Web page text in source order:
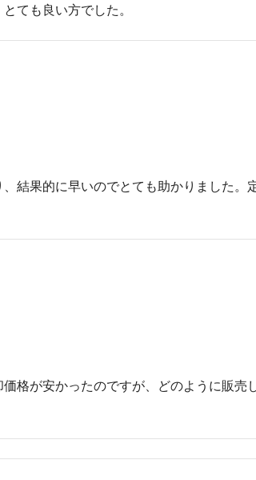
ても良い方でした。
結果的に早いのでとても助かりました。
格が安かったのですが、どのように販売